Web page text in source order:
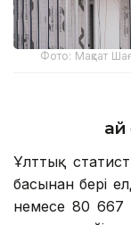
Фото: Мақсат
Ұлттық
басынан бері
немесе 80 667